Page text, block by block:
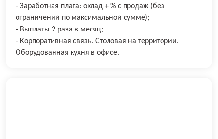
- Заработная плата: оклад + % с продаж (без
ограничений по максимальной сумме);
- Выплаты 2 раза в месяц;
- Корпоративная связь. Столовая на территории.
Оборудованная кухня в офисе.